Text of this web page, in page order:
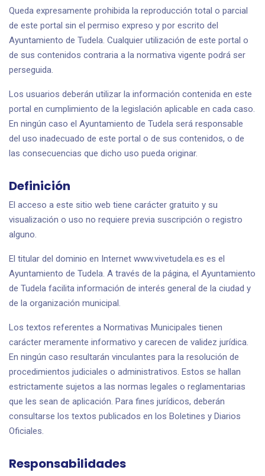
Queda expresamente prohibida la reproducción total o parcial
de este portal sin el permiso expreso y por escrito del
Ayuntamiento de Tudela. Cualquier utilización de este portal o
de sus contenidos contraria a la normativa vigente podrá ser
perseguida.
Los usuarios deberán utilizar la información contenida en este
portal en cumplimiento de la legislación aplicable en cada caso.
En ningún caso el Ayuntamiento de Tudela será responsable
del uso inadecuado de este portal o de sus contenidos, o de
las consecuencias que dicho uso pueda originar.
Definición
El acceso a este sitio web tiene carácter gratuito y su
visualización o uso no requiere previa suscripción o registro
alguno.
El titular del dominio en Internet www.vivetudela.es es el
Ayuntamiento de Tudela. A través de la página, el Ayuntamiento
de Tudela facilita información de interés general de la ciudad y
de la organización municipal.
Los textos referentes a Normativas Municipales tienen
carácter meramente informativo y carecen de validez jurídica.
En ningún caso resultarán vinculantes para la resolución de
procedimientos judiciales o administrativos. Estos se hallan
estrictamente sujetos a las normas legales o reglamentarias
que les sean de aplicación. Para fines jurídicos, deberán
consultarse los textos publicados en los Boletines y Diarios
Oficiales.
Responsabilidades